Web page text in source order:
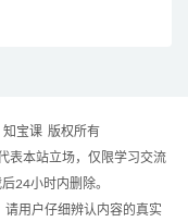
知宝课 版权所有
表本站立场，仅限学习交流
24小时内删除。
用户仔细辨认内容的真实